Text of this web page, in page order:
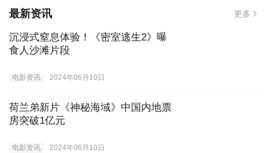
最新资讯 更多
沉浸式窒息体验！《密室逃生2》曝
食人沙滩片段
电影资讯 2024年06月10日
荷兰弟新片《神秘海域》中国内地票
房突破1亿元
电影资讯 2024年06月10日